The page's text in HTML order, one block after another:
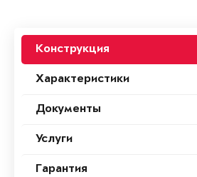
Конструкция
Характеристики
Документы
Услуги
Гарантия